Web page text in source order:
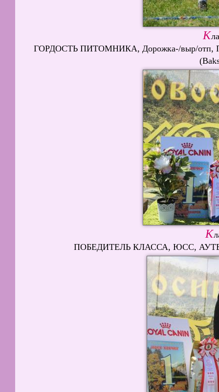
К
ГОРДОСТЬ ПИТОМНИКА, Дорожка-/выр/
К
ПОБЕДИТЕЛЬ КЛАССА, ЮСС,